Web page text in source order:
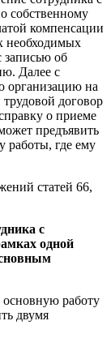
собственному
компенсации
необходимых
записью об
Далее с
организацию на
договор
о приеме
предъявить
работы, где ему
статей 66,
с
одной
основную работу
двумя